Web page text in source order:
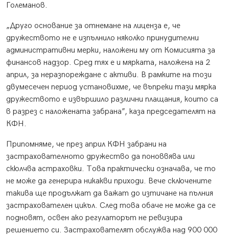
Големанов.
„Друго основание за отнемане на лиценза е, че
дружеството не е изпълнило няколко принудителни
административни мерки, наложени му от Комисията за
финансов надзор. Сред тях е и мярката, наложена на 2
април, за неразпореждане с активи. В рамките на този
двумесечен период установихме, че въпреки тази мярка
дружеството е извършило различни плащания, които са
в разрез с наложената забрана”, каза председателят на
КФН.
Припомняме, че през април КФН забрани на
застрахователното дружество да поноввява или
скюлчва астраховки. Това практически означава, че то
не може да генерира никакви приходи. Вече сключените
такива ще продължат да важат до изтичане на пълния
застрахователен цикъл. След това обаче не може да се
подновят, освен ако регулаторът не ревизира
решението си. Застрахователят обслужва над 900 000